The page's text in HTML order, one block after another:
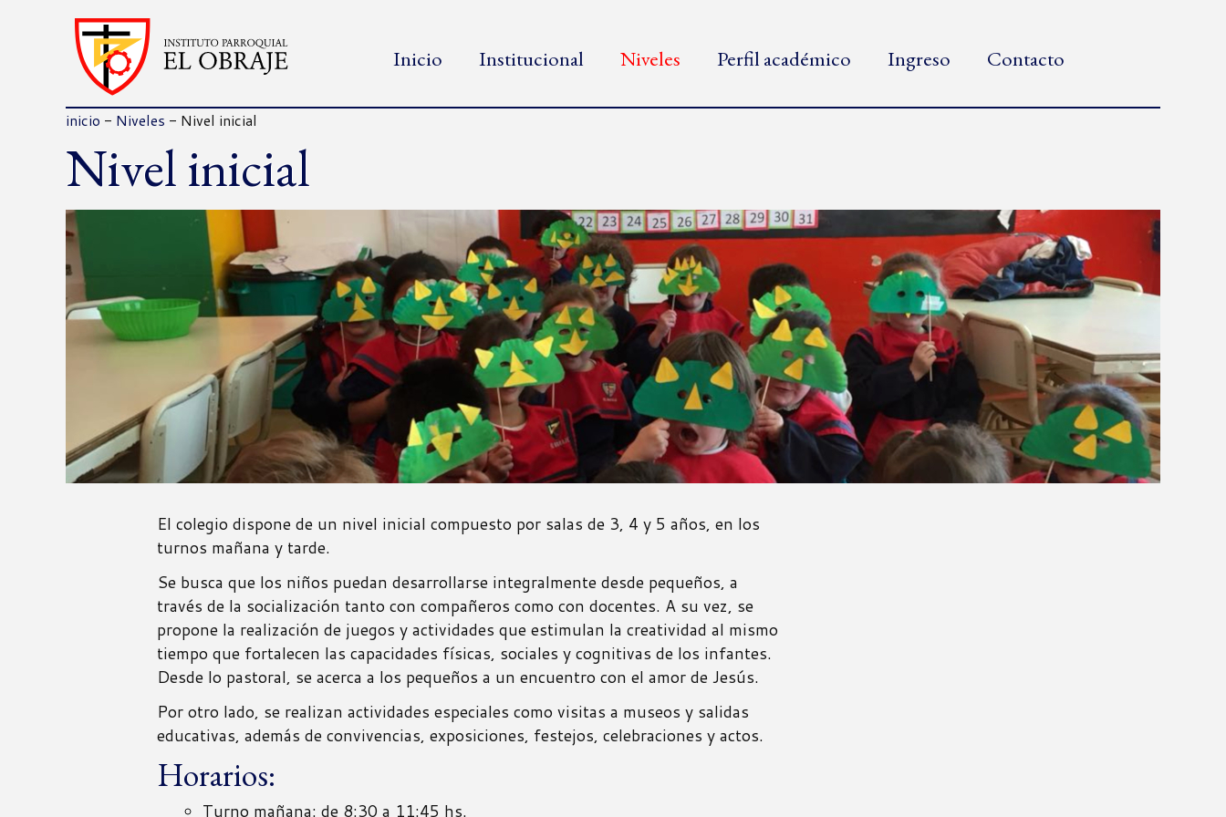
Inicio Institucional Niveles Perfil académico Ingreso Contacto
inicio - Niveles - Nivel inicial
Nivel inicial
El colegio dispone de un nivel inicial compuesto por salas de 3, 4 y 5 años, en los
turnos mañana y tarde.
Se busca que los niños puedan desarrollarse integralmente desde pequeños, a
través de la socialización tanto con compañeros como con docentes. A su vez, se
propone la realización de juegos y actividades que estimulan la creatividad al mismo
tiempo que fortalecen las capacidades físicas, sociales y cognitivas de los infantes.
Desde lo pastoral, se acerca a los pequeños a un encuentro con el amor de Jesús.
Por otro lado, se realizan actividades especiales como visitas a museos y salidas
educativas, además de convivencias, exposiciones, festejos, celebraciones y actos.
Horarios:
Turno mañana: de 8:30 a 11:45 hs.